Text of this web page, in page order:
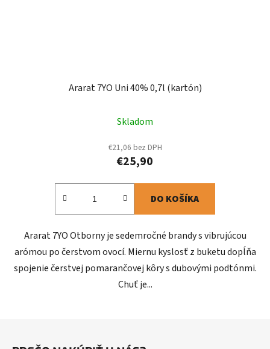
Ararat 7YO Uni 40% 0,7l (kartón)
Skladom
€21,06 bez DPH
€25,90
DO KOŠÍKA
Ararat 7YO Otborny je sedemročné brandy s vibrujúcou
arómou po čerstvom ovocí. Miernu kyslosť z buketu dopĺňa
spojenie čerstvej pomarančovej kôry s dubovými podtónmi.
Chuť je...